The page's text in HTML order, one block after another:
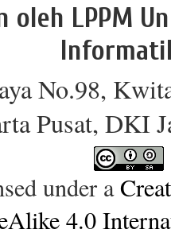
oleh LPPM
No.98,
Pusat, DKI
under a
4.0